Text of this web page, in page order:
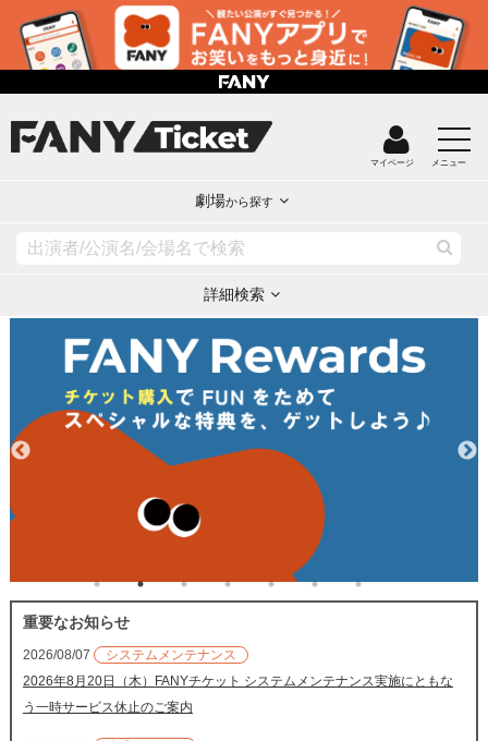
マイページ メニュー
劇場から探す
詳細検索
重要なお知らせ
2026/08/07
システムメンテナンス
2026年8月20日（木）FANYチケット システムメンテナンス実施にともな
う一時サービス休止のご案内